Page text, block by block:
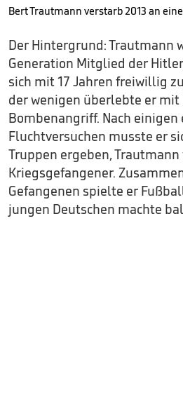
Bert Trautmann verstarb 2013 an
Der Hintergrund: Trautmann
Generation Mitglied der
sich mit 17 Jahren freiwillig
der wenigen überlebte er mit
Bombenangriff. Nach
Fluchtversuchen musste er
Truppen ergeben, Trautmann
Kriegsgefangener.
Gefangenen spielte er
jungen Deutschen machte